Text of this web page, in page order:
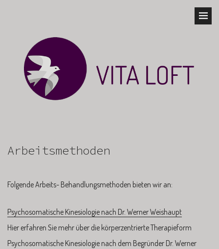
Arbeitsmethoden
Folgende Arbeits- Behandlungsmethoden bieten wir an:
Psychosomatische Kinesiologie nach Dr. Werner Weishaupt
Hier erfahren Sie mehr über die körperzentrierte Therapieform
Psychosomatische Kinesiologie nach dem Begründer Dr. Werner